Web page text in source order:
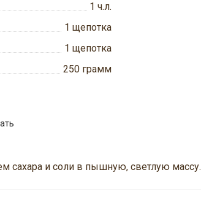
1 ч.л.
1 щепотка
1 щепотка
250 грамм
сахара и соли в пышную, светлую массу.